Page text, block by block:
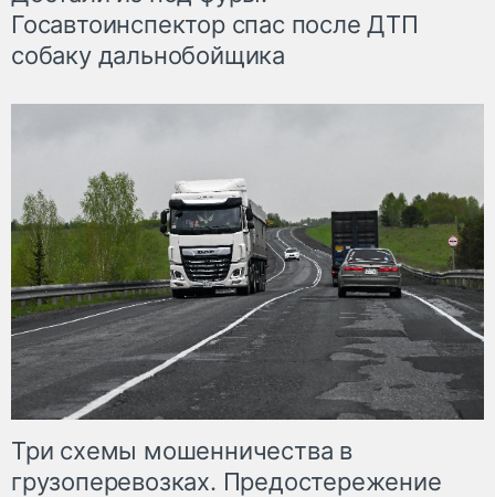
Госавтоинспектор спас после ДТП
собаку дальнобойщика
Три схемы мошенничества в
грузоперевозках. Предостережение